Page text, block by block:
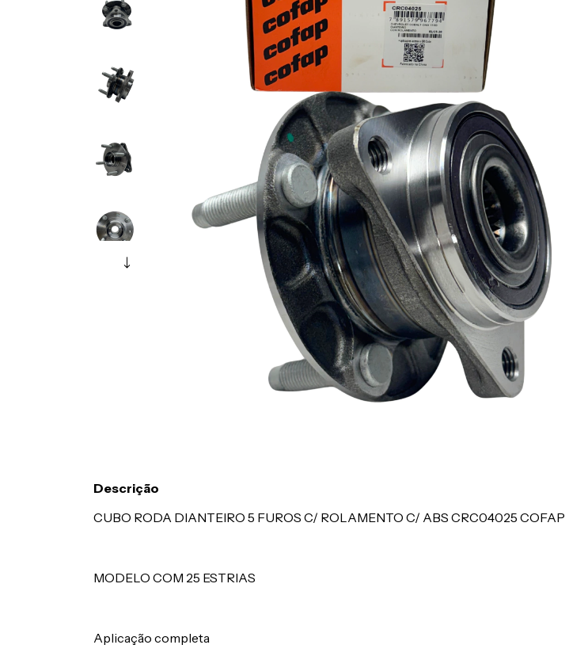
Descrição
CUBO RODA DIANTEIRO 5 FUROS C/ ROLAMENTO C/ ABS CRC04025 COFAP
MODELO COM 25 ESTRIAS
Aplicação completa